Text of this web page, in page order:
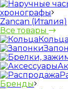
хронографы
Zancan (Италия)
Все товары
Кольца
Бренды